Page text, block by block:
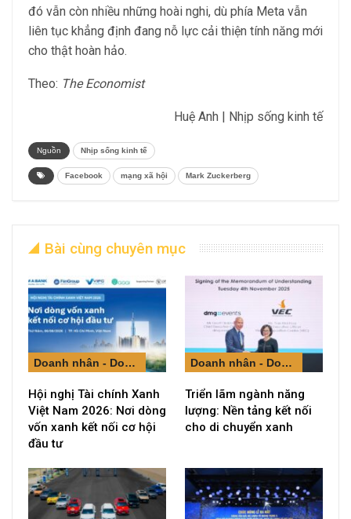
đó vẫn còn nhiều những hoài nghi, dù phía Meta vẫn
liên tục khẳng định đang nỗ lực cải thiện tính năng mới
cho thật hoàn hảo.
Theo: The Economist
Huệ Anh | Nhịp sống kinh tế
Nguồn Nhịp sống kinh tế
Facebook mạng xã hội Mark Zuckerberg
Bài cùng chuyên mục
Doanh nhân - Doanh nghiệp
Hội nghị Tài chính Xanh
Việt Nam 2026: Nơi dòng
vốn xanh kết nối cơ hội
đầu tư
Doanh nhân - Doanh nghiệp
Triển lãm ngành năng
lượng: Nền tảng kết nối
cho di chuyển xanh